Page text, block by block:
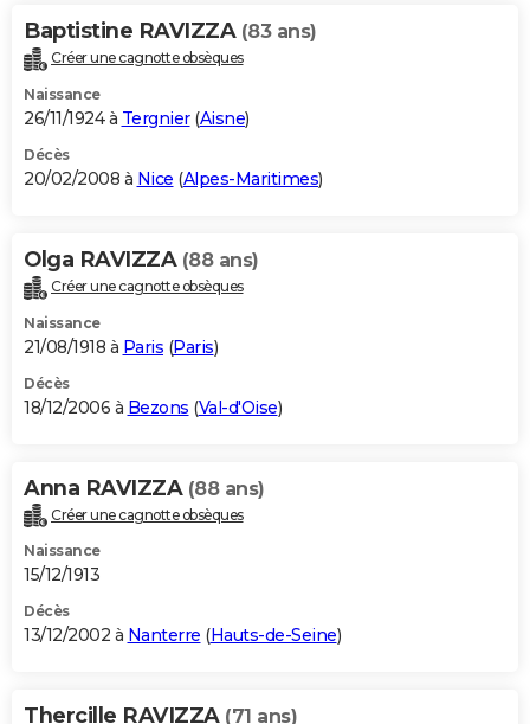
Baptistine RAVIZZA (83 ans)
Créer une cagnotte obsèques
Naissance
26/11/1924 à Tergnier(Aisne)
Décès
20/02/2008 à Nice (Alpes-Maritimes)
Olga RAVIZZA (88 ans)
Créer une cagnotte obsèques
Naissance
21/08/1918 à Paris (Paris)
Décès
18/12/2006 à Bezons (Val-d'Oise)
Anna RAVIZZA (88 ans)
Créer une cagnotte obsèques
Naissance
15/12/1913
Décès
13/12/2002 à Nanterre (Hauts-de-Seine)
Thercille RAVIZZA (71 ans)